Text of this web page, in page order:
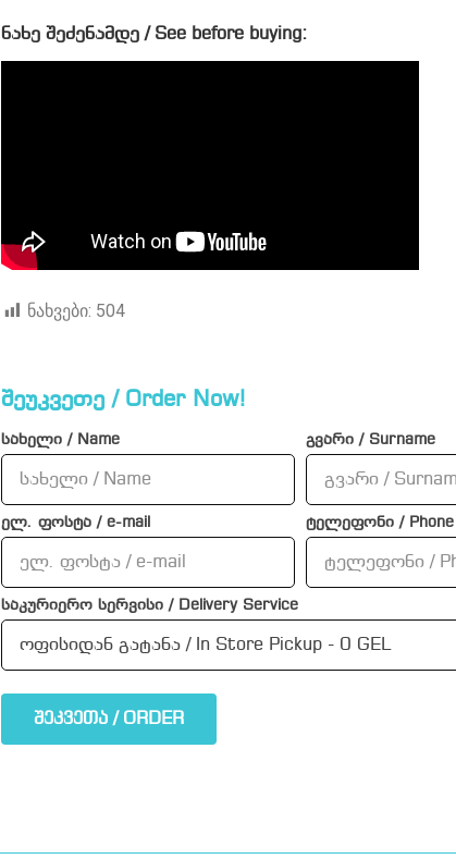
ნახე შეძენამდე / See before buying:
ნახვები: 504
შეუკვეთე / Order Now!
სახელი / Name გვარი / Surname
ელ. ფოსტა / e-mail ტელეფონი / Phone
საკურიერო სერვისი / Delivery Service
შეკვეთა / ORDER